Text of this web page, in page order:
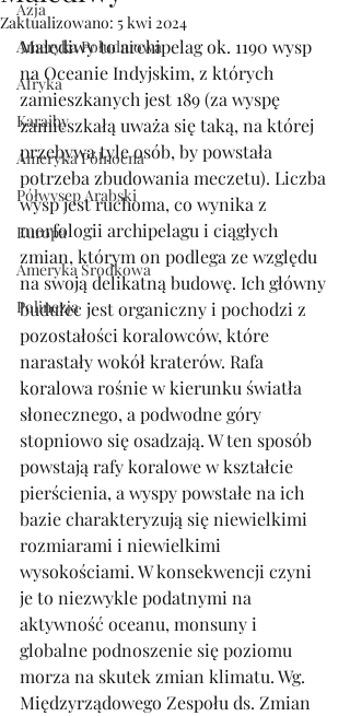
Azja
Ameryka Południowa
Afryka
Karaiby
Ameryka Północna
Półwysep Arabski
Europa
Ameryka Środkowa
Polinezja
Zaktualizowano: 5 kwi 2024
Malediwy to archipelag ok. 1190 wysp
na Oceanie Indyjskim, z których
zamieszkanych jest 189 (za wyspę
zamieszkałą uważa się taką, na której
przebywa tyle osób, by powstała
potrzeba zbudowania meczetu). Liczba
wysp jest ruchoma, co wynika z
morfologii archipelagu i ciągłych
zmian, którym on podlega ze względu
na swoją delikatną budowę. Ich główny
budulec jest organiczny i pochodzi z
pozostałości koralowców, które
narastały wokół kraterów. Rafa
koralowa rośnie w kierunku światła
słonecznego, a podwodne góry
stopniowo się osadzają. W ten sposób
powstają rafy koralowe w kształcie
pierścienia, a wyspy powstałe na ich
bazie charakteryzują się niewielkimi
rozmiarami i niewielkimi
wysokościami. W konsekwencji czyni
je to niezwykle podatnymi na
aktywność oceanu, monsuny i
globalne podnoszenie się poziomu
morza na skutek zmian klimatu. Wg.
Międzyrządowego Zespołu ds. Zmian